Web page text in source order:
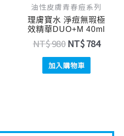
油性皮膚青春痘系列
理膚寶水 淨痘無瑕極
效精華DUO+M 40ml
NT$980 NT$784
加入購物車